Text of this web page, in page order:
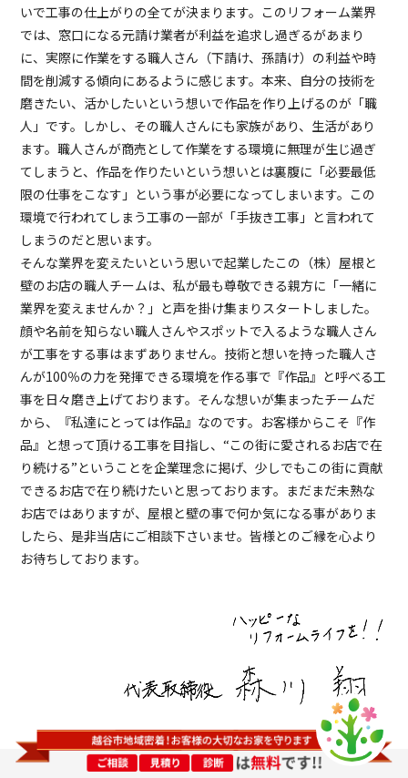
いで工事の仕上がりの全てが決まります。このリフォーム業界
では、窓口になる元請け業者が利益を追求し過ぎるがあまり
に、実際に作業をする職人さん（下請け、孫請け）の利益や時
間を削減する傾向にあるように感じます。本来、自分の技術を
磨きたい、活かしたいという想いで作品を作り上げるのが「職
人」です。しかし、その職人さんにも家族があり、生活があり
ます。職人さんが商売として作業をする環境に無理が生じ過ぎ
てしまうと、作品を作りたいという想いとは裏腹に「必要最低
限の仕事をこなす」という事が必要になってしまいます。この
環境で行われてしまう工事の一部が「手抜き工事」と言われて
しまうのだと思います。
そんな業界を変えたいという思いで起業したこの（株）屋根と
壁のお店の職人チームは、私が最も尊敬できる親方に「一緒に
業界を変えませんか？」と声を掛け集まりスタートしました。
顔や名前を知らない職人さんやスポットで入るような職人さん
が工事をする事はまずありません。技術と想いを持った職人さ
んが100％の力を発揮できる環境を作る事で『作品』と呼べる工
事を日々磨き上げております。そんな想いが集まったチームだ
から、『私達にとっては作品』なのです。お客様からこそ『作
品』と想って頂ける工事を目指し、“この街に愛されるお店で在
り続ける”ということを企業理念に掲げ、少しでもこの街に貢献
できるお店で在り続けたいと思っております。まだまだ未熟な
お店ではありますが、屋根と壁の事で何か気になる事がありま
したら、是非当店にご相談下さいませ。皆様とのご縁を心より
お待ちしております。